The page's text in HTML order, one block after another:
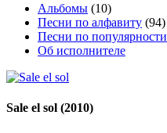
Альбомы (10)
Песни по алфавиту (94)
Песни по популярности
Об исполнителе
Sale el sol (2010)